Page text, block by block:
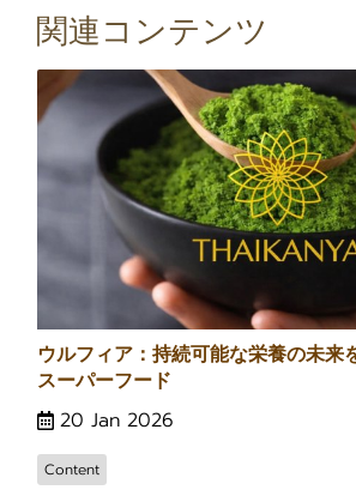
関連コンテンツ
ウルフィア：持続可能な栄養の未来
スーパーフード
20 Jan 2026
Content